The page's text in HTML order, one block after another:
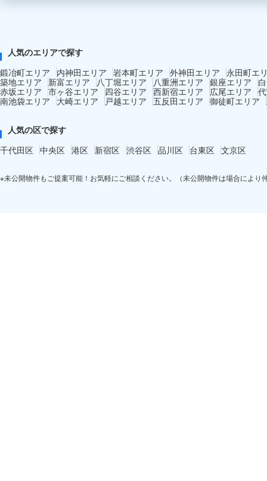
人気のエリアで探す
鍛冶町エリア
内神田エリア 岩本町エリア 外神田エリア
永田町エ
築地エリア
新富エリア 八丁堀エリア 八重洲エリア 銀座エリア
赤坂エリア 市ヶ谷エリア 四谷エリア 西新宿エリア 広尾エリア
南池袋エリア
大崎エリア 戸越エリア 五反田エリア 御徒町エリア
人気の区で探す
千代田区 中央区 港区 新宿区 渋谷区 品川区 台東区 文京区
※未公開物件もご提案可能！お気軽にご相談ください。（未公開物件は場合により